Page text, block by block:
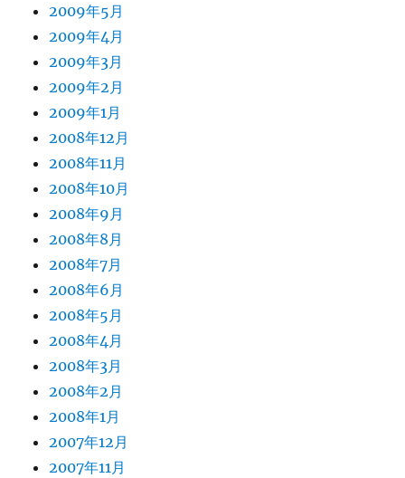
2009年5月
2009年4月
2009年3月
2009年2月
2009年1月
2008年12月
2008年11月
2008年10月
2008年9月
2008年8月
2008年7月
2008年6月
2008年5月
2008年4月
2008年3月
2008年2月
2008年1月
2007年12月
2007年11月